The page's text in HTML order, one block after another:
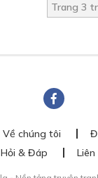
Trang 3
Về chúng tôi
Hỏi & Đáp
Liên